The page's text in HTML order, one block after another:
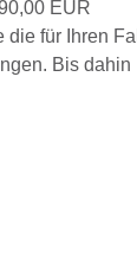
EUR
für Ihren Fall
Bis dahin